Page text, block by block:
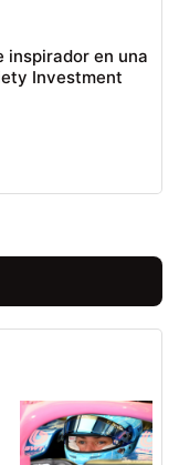
inspirador en una
Investment